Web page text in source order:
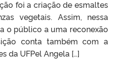
foi a criação de esmaltes
vegetais. Assim, nessa
o público a uma reconexão
conta também com a
da UFPel Angela […]